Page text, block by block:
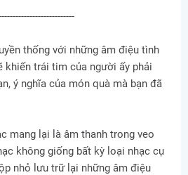
thống với những âm điệu tình
khiến trái tim của người ấy phải
ý nghĩa của món quà mà bạn đã
mang lại là âm thanh trong veo
không giống bất kỳ loại nhạc cụ
nhỏ lưu trữ lại những âm điệu